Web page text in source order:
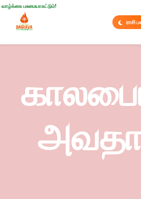
வாழ்க்கை பசுமையாகட்டும்!
ராசி